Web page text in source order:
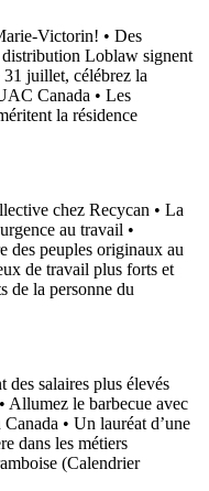
Victorin! • Des
distribution Loblaw signent
juillet, célébrez la
Canada • Les
la résidence
chez Recycan • La
au travail •
des peuples originaux au
de travail plus forts et
de la personne du
des salaires plus élevés
Allumez le barbecue avec
• Un lauréat d’une
dans les métiers
(Calendrier